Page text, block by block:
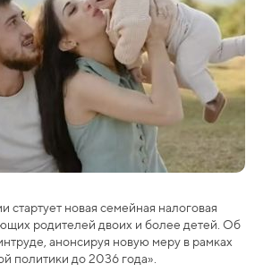
стартует новая семейная налоговая
родителей двоих и более детей. Об
анонсируя новую меру в рамках
политики до 2036 года».